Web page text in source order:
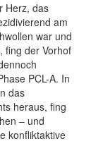
Herz, das
am
war und
fing der Vorhof
PCL-A. In
das
heraus, fing
– und
konfliktaktive